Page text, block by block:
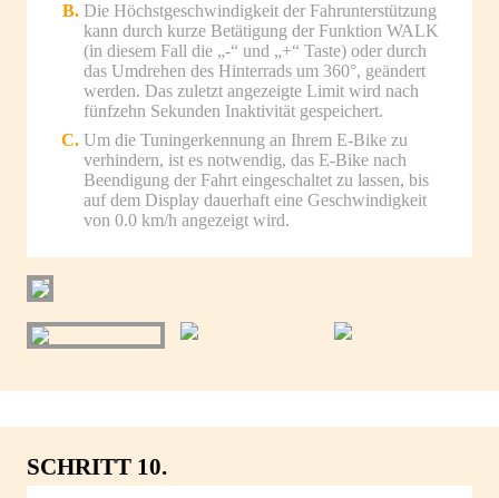
Die Höchstgeschwindigkeit der Fahrunterstützung
kann durch kurze Betätigung der Funktion WALK
(in diesem Fall die „-“ und „+“ Taste) oder durch
das Umdrehen des Hinterrads um 360°, geändert
werden. Das zuletzt angezeigte Limit wird nach
fünfzehn Sekunden Inaktivität gespeichert.
Um die Tuningerkennung an Ihrem E-Bike zu
verhindern, ist es notwendig, das E-Bike nach
Beendigung der Fahrt eingeschaltet zu lassen, bis
auf dem Display dauerhaft eine Geschwindigkeit
von 0.0 km/h angezeigt wird.
SCHRITT 10.